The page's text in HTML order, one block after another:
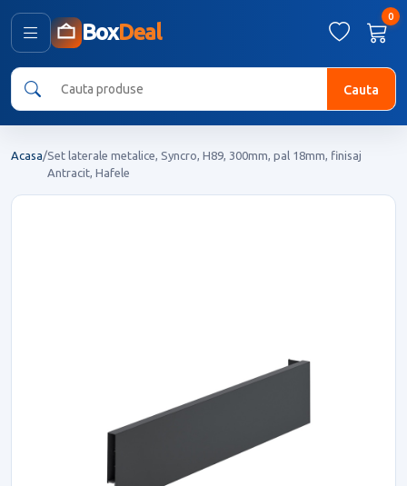
BoxDeal
0
Cauta
Acasa/Set laterale metalice, Syncro, H89, 300mm, pal 18mm, finisaj
Antracit, Hafele